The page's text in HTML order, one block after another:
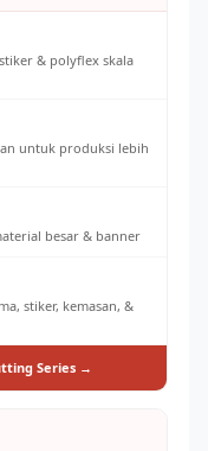
& polyflex skala
untuk produksi lebih
besar & banner
stiker, kemasan, &
Series →